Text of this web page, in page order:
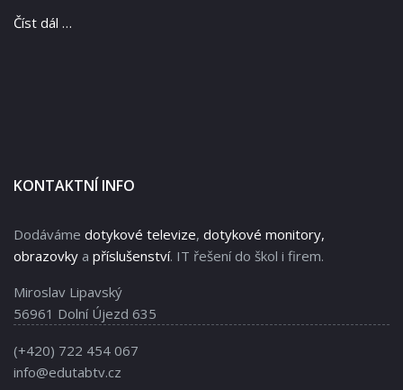
Číst dál …
KONTAKTNÍ INFO
Dodáváme dotykové televize, dotykové monitory,
obrazovky a příslušenství. IT řešení do škol i firem.
Miroslav Lipavský
56961 Dolní Újezd 635
(+420) 722 454 067
info@edutabtv.cz